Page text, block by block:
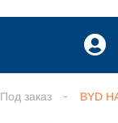
Под заказ BYD